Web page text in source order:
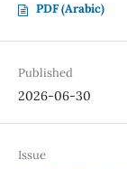
PDF (Arabic)
Published
2026-06-30
Issue